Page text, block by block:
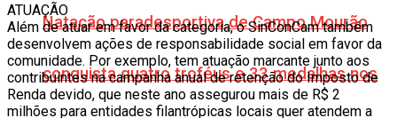
Natação paradesportiva de Campo Mourão
conquista quatro troféus e 33 medalhas nos
ATUAÇÃO
Além de atuar em favor da categoria, o SinConCam também
desenvolvem ações de responsabilidade social em favor da
comunidade. Por exemplo, tem atuação marcante junto aos
contribuintes na campanha anual de retenção do Imposto de
Renda devido, que neste ano assegurou mais de R$ 2
milhões para entidades filantrópicas locais quer atendem a